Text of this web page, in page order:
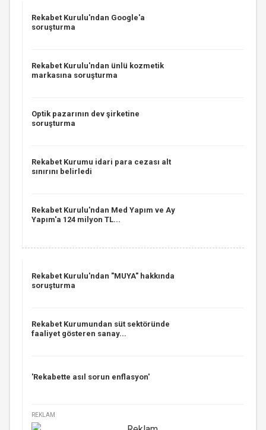
Rekabet Kurulu'ndan Google'a
soruşturma
Rekabet Kurulu'ndan ünlü kozmetik
markasına soruşturma
Optik pazarının dev şirketine
soruşturma
Rekabet Kurumu idari para cezası alt
sınırını belirledi
Rekabet Kurulu'ndan Med Yapım ve Ay
Yapım'a 124 milyon TL...
Rekabet Kurulu'ndan "MUYA" hakkında
soruşturma
Rekabet Kurumundan süt sektöründe
faaliyet gösteren sanay...
'Rekabette asıl sorun enflasyon'
REKLAM